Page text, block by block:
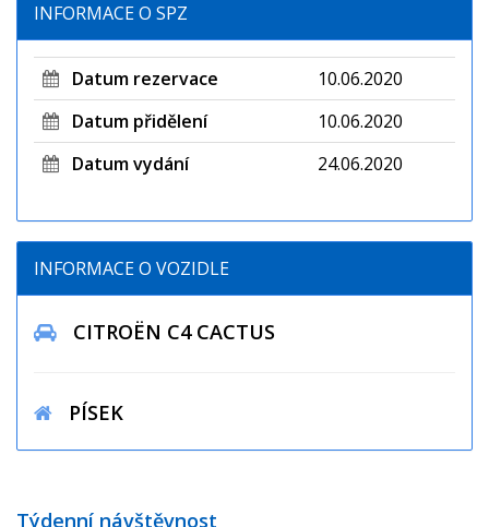
INFORMACE O SPZ
Datum rezervace
10.06.2020
Datum přidělení
10.06.2020
Datum vydání
24.06.2020
INFORMACE O VOZIDLE
CITROËN C4 CACTUS
PÍSEK
Týdenní návštěvnost